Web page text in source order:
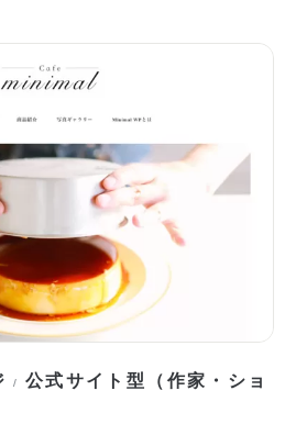
/ 公式サイト型（作家・ショ